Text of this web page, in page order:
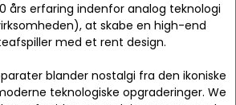
års erfaring indenfor analog teknologi
at skabe en high-end
med et rent design.
blander nostalgi fra den ikoniske
teknologiske opgraderinger. We